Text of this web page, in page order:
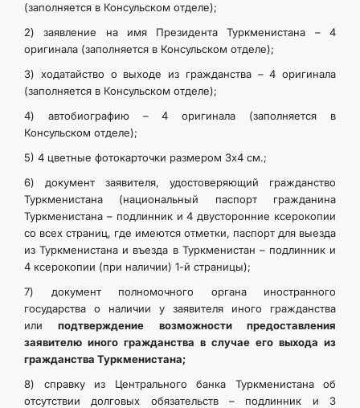
INVEST TO TURKMENISTAN!
ARAGATNAŞYK
(заполняется в Консульском отделе);
2) заявление на имя Президента Туркменистана – 4
оригинала (заполняется в Консульском отделе);
3) ходатайство о выходе из гражданства – 4 оригинала
(заполняется в Консульском отделе);
4) автобиографию – 4 оригинала (заполняется в
Консульском отделе);
5) 4 цветные фотокарточки размером 3х4 см.;
6) документ заявителя, удостоверяющий гражданство
Туркменистана (национальный паспорт гражданина
Туркменистана – подлинник и 4 двусторонние ксерокопии
со всех страниц, где имеются отметки, паспорт для выезда
из Туркменистана и въезда в Туркменистан – подлинник и
4 ксерокопии (при наличии) 1-й страницы);
7) документ полномочного органа иностранного
государства о наличии у заявителя иного гражданства
или подтверждение
возможности предоставления
заявителю иного гражданства в случае его выхода из
гражданства Туркменистана;
8) справку из Центрального банка Туркменистана об
отсутствии долговых обязательств – подлинник и 3